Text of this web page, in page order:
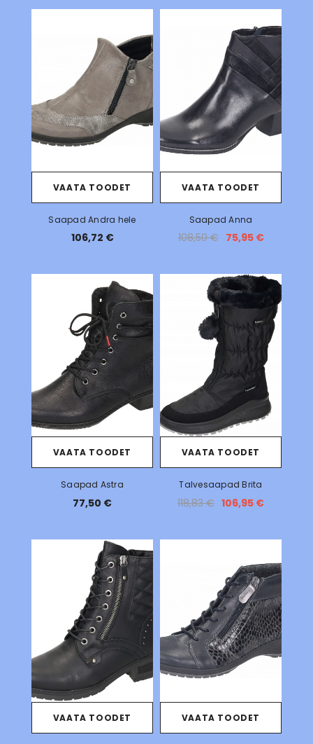
VAATA TOODET
Saapad Andra hele
106,72 €
VAATA TOODET
Saapad Anna
108,50 € 75,95 €
VAATA TOODET
Saapad Astra
77,50 €
VAATA TOODET
Talvesaapad Brita
118,83 € 106,95 €
VAATA TOODET VAATA TOODET